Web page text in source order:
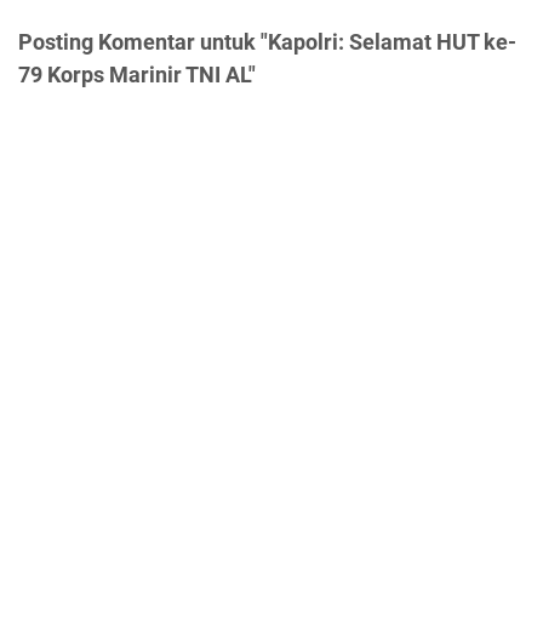
Posting Komentar untuk "Kapolri: Selamat HUT ke-
79 Korps Marinir TNI AL"